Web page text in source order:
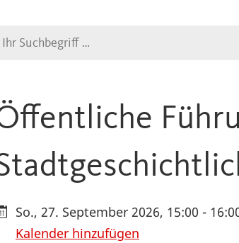
So., 27. September 2026, 15:00 -
Kalender hinzufügen